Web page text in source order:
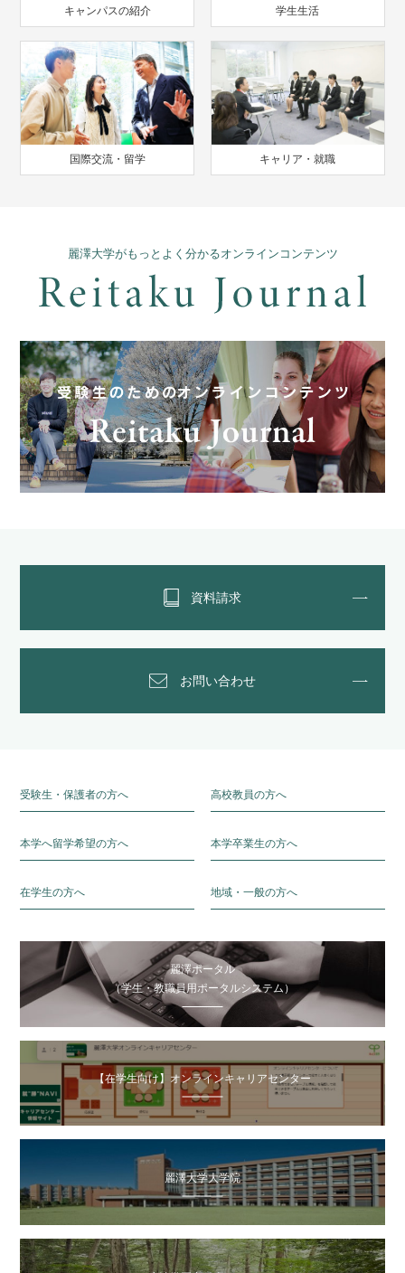
キャンパスの紹介 学生生活
国際交流・留学 キャリア・就職
麗澤大学がもっとよく分かるオンラインコンテンツ
資料請求
お問い合わせ
受験生・保護者の方へ 高校教員の方へ
本学へ留学希望の方へ 本学卒業生の方へ
在学生の方へ 地域・一般の方へ
麗澤ポータル
（学生・教職員用ポータルシステム）
【在学生向け】オンラインキャリアセンター
麗澤大学大学院